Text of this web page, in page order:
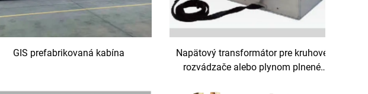
GIS prefabrikovaná kabína
Napätový transformátor pre kruhové
rozvádzače alebo plynom plnené